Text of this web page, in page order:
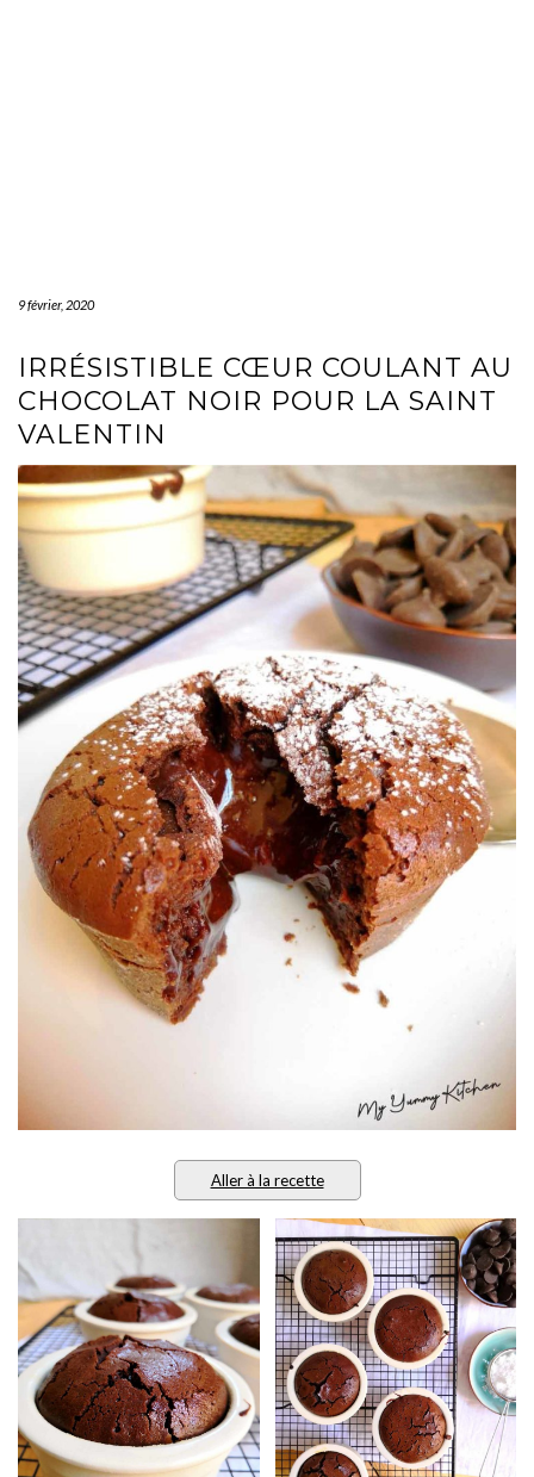
9 février, 2020
IRRÉSISTIBLE CŒUR COULANT AU
CHOCOLAT NOIR POUR LA SAINT
VALENTIN
Aller à la recette